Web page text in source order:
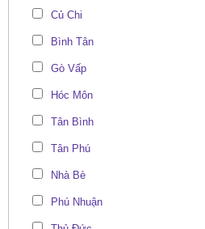
Củ Chi
Bình Tân
Gò Vấp
Hóc Môn
Tân Bình
Tân Phú
Nhà Bè
Phú Nhuận